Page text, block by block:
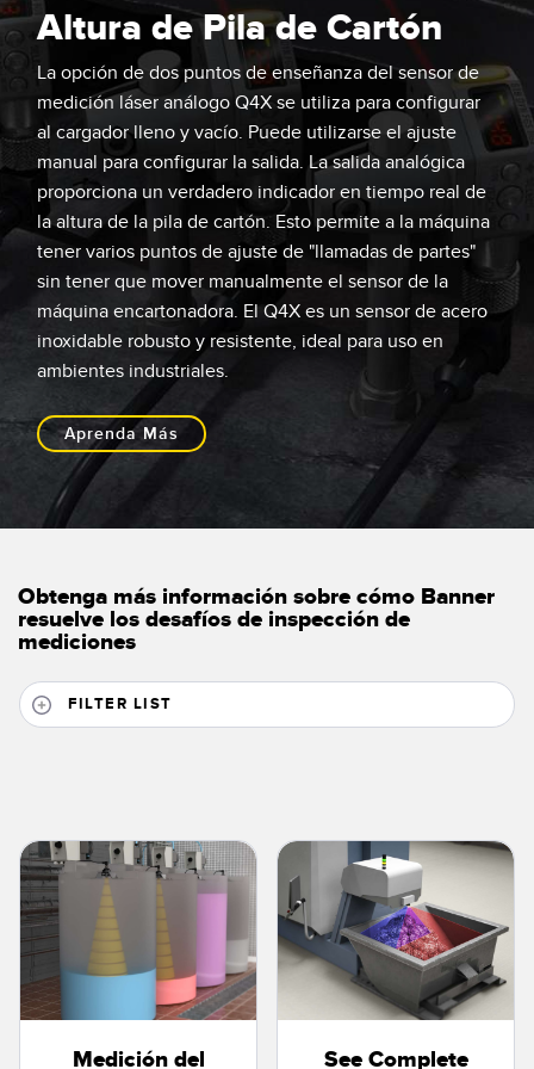
Altura de Pila de Cartón
La opción de dos puntos de enseñanza del sensor de
medición láser análogo Q4X se utiliza para configurar
al cargador lleno y vacío. Puede utilizarse el ajuste
manual para configurar la salida. La salida analógica
proporciona un verdadero indicador en tiempo real de
la altura de la pila de cartón. Esto permite a la máquina
tener varios puntos de ajuste de "llamadas de partes"
sin tener que mover manualmente el sensor de la
máquina encartonadora. El Q4X es un sensor de acero
inoxidable robusto y resistente, ideal para uso en
ambientes industriales.
Aprenda Más
Obtenga más información sobre cómo Banner
resuelve los desafíos de inspección de
mediciones
FILTER LIST
Medición del See Complete